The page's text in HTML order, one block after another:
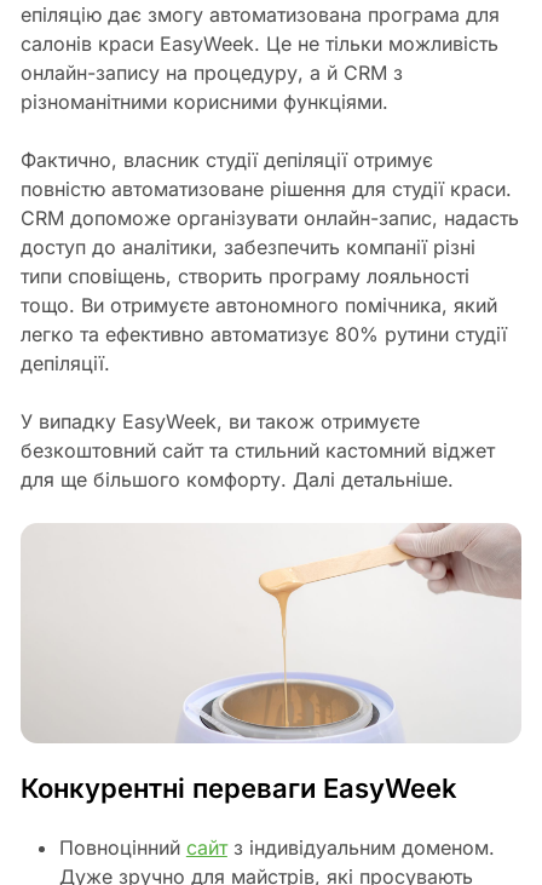
епіляцію дає змогу автоматизована програма для
салонів краси EasyWeek. Це не тільки можливість
онлайн-запису на процедуру, а й CRM з
різноманітними корисними функціями.
Фактично, власник студії депіляції отримує
повністю автоматизоване рішення для студії краси.
CRM допоможе організувати онлайн-запис, надасть
доступ до аналітики, забезпечить компанії різні
типи сповіщень, створить програму лояльності
тощо. Ви отримуєте автономного помічника, який
легко та ефективно автоматизує 80% рутини студії
депіляції.
У випадку EasyWeek, ви також отримуєте
безкоштовний сайт та стильний кастомний віджет
для ще більшого комфорту. Далі детальніше.
Конкурентні переваги EasyWeek
Повноцінний сайтз індивідуальним доменом.
Дуже зручно для майстрів, які просувають